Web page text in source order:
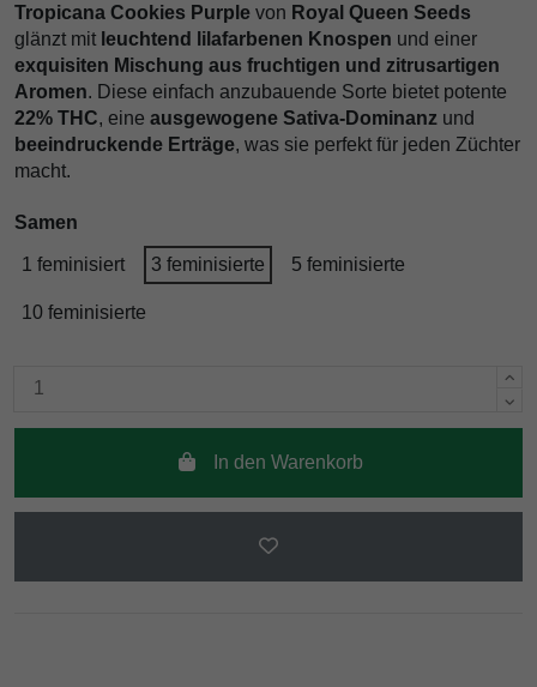
Tropicana Cookies Purple von Royal Queen Seeds
glänzt mit leuchtend lilafarbenen Knospen und einer
exquisiten Mischung aus fruchtigen und zitrusartigen
Aromen. Diese einfach anzubauende Sorte bietet potente
22% THC, eine ausgewogene Sativa-Dominanz und
beeindruckende Erträge, was sie perfekt für jeden Züchter
macht.
Samen
1 feminisiert 3 feminisierte 5 feminisierte
10 feminisierte
In den Warenkorb